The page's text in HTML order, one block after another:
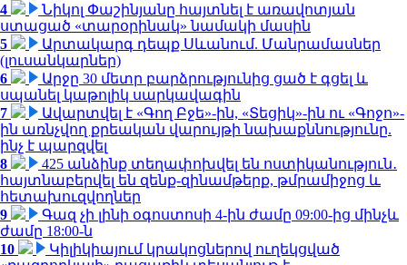
4
Նիկոլ Փաշինյանը հայտնել է առավոտյան
ստացած «տարօրինակ» նամակի մասին
5
Արտակարգ դեպք Սևանում. Մանրամասներ
(լուսանկարներ)
6
Արջը 30 մետր բարձրությունից ցած է գցել և
սպանել կաթոլիկ սարկավագին
7
Ավարտվել է «Գող Բջե»-ին, «Տեցիկ»-ին ու «Գոջո»-
ին առնչվող քրեական վարույթի նախաքննությունը.
ինչ է պարզվել
8
425 անձինք տեղափոխվել են ոստիկանություն․
հայտնաբերվել են զենք-զինամթերք, թմրամիջոց և
հետախուզվողներ
9
Գազ չի լինի օգոստոսի 4-ին ժամը 09:00-ից մինչև
ժամը 18:00-ն
10
Կիլիկիայում կրակոցներով ուղեկցված